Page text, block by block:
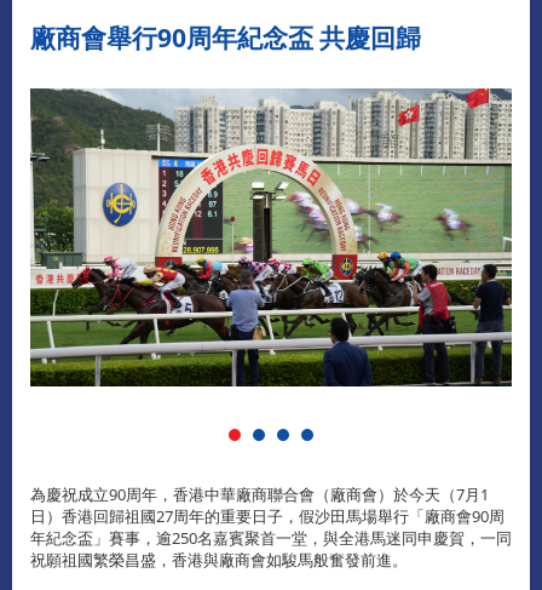
廠商會舉行90周年紀念盃 共慶回歸
為慶祝成立90周年，香港中華廠商聯合會（廠商會）於今天（7月1
日）香港回歸祖國27周年的重要日子，假沙田馬場舉行「廠商會90周
年紀念盃」賽事，逾250名嘉賓聚首一堂，與全港馬迷同申慶賀，一同
祝願祖國繁榮昌盛，香港與廠商會如駿馬般奮發前進。